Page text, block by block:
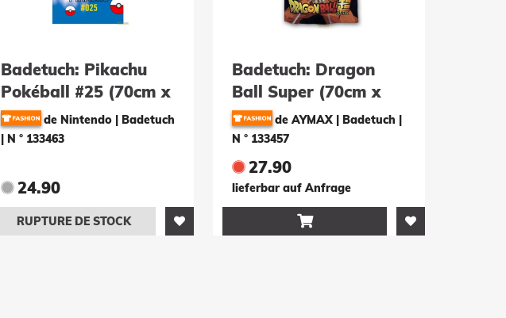
Badetuch: Pikachu
Pokéball #25 (70cm x
140cm) 100%
Polyester
de Nintendo | Badetuch
| N ° 133463
24.90
RUPTURE DE STOCK
Badetuch: Dragon
Ball Super (70cm x
140cm) 100%
Baumwolle
de AYMAX | Badetuch |
N ° 133457
27.90
lieferbar auf Anfrage
